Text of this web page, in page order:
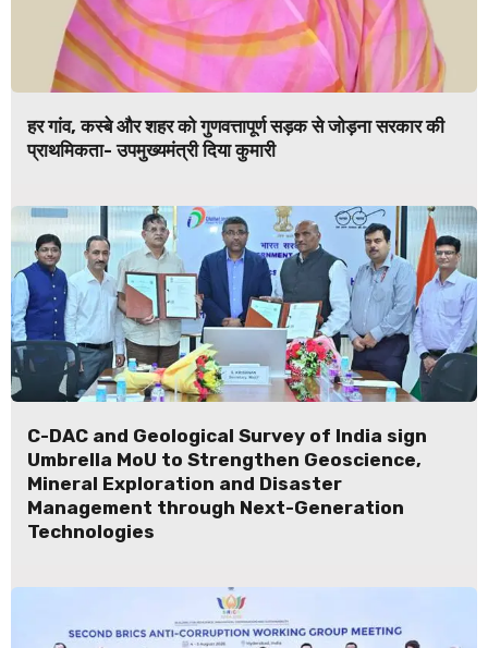
हर गांव, कस्बे और शहर को गुणवत्तापूर्ण सड़क से जोड़ना सरकार की
प्राथमिकता- उपमुख्यमंत्री दिया कुमारी
C-DAC and Geological Survey of India sign
Umbrella MoU to Strengthen Geoscience,
Mineral Exploration and Disaster
Management through Next-Generation
Technologies